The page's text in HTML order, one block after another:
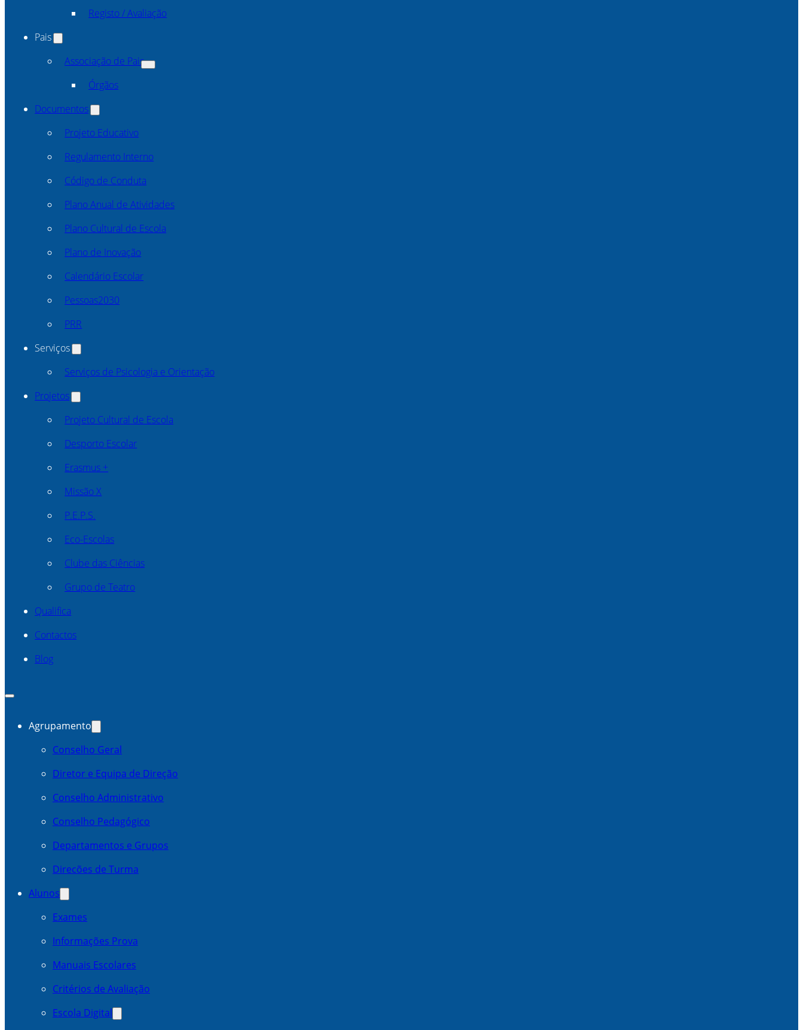
Registo / Avaliação
Pais
Associação de Pais
Órgãos
Documentos
Projeto Educativo
Regulamento Interno
Código de Conduta
Plano Anual de Atividades
Plano Cultural de Escola
Plano de Inovação
Calendário Escolar
Pessoas2030
PRR
Serviços
Serviços de Psicologia e Orientação
Projetos
Projeto Cultural de Escola
Desporto Escolar
Erasmus +
Missão X
P.E.P.S.
Eco-Escolas
Clube das Ciências
Grupo de Teatro
Qualifica
Contactos
Blog
Agrupamento
Conselho Geral
Diretor e Equipa de Direção
Conselho Administrativo
Conselho Pedagógico
Departamentos e Grupos
Direcões de Turma
Alunos
Exames
Informações Prova
Manuais Escolares
Critérios de Avaliação
Escola Digital